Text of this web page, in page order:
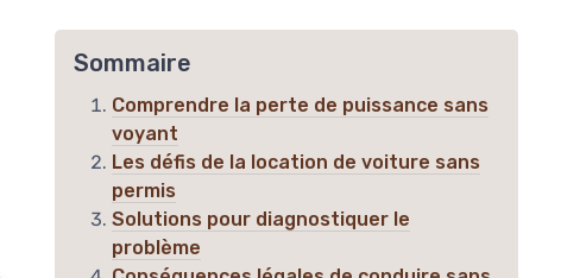
Sommaire
Comprendre la perte de puissance sans
voyant
Les défis de la location de voiture sans
permis
Solutions pour diagnostiquer le
problème